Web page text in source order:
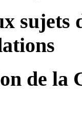
sujets
de la